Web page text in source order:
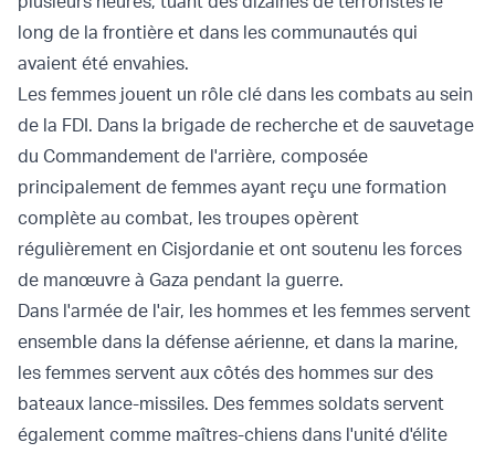
long de la frontière et dans les communautés qui
avaient été envahies.
Les femmes jouent un rôle clé dans les combats au sein
de la FDI. Dans la brigade de recherche et de sauvetage
du Commandement de l'arrière, composée
principalement de femmes ayant reçu une formation
complète au combat, les troupes opèrent
régulièrement en Cisjordanie et ont soutenu les forces
de manœuvre à Gaza pendant la guerre.
Dans l'armée de l'air, les hommes et les femmes servent
ensemble dans la défense aérienne, et dans la marine,
les femmes servent aux côtés des hommes sur des
bateaux lance-missiles. Des femmes soldats servent
également comme maîtres-chiens dans l'unité d'élite